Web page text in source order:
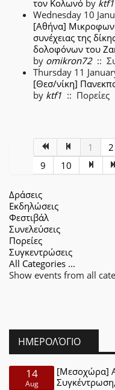
τον Κολωνό by ktf1
Wednesday 10
[Αθήνα]
συνέχειας της
δολοφόνων του
by omikron72::
Thursday 11
[Θεσ/νίκη]
by ktf1 :: Πορείες
1
2
9
10
Δράσεις
Εκδηλώσεις
Φεστιβάλ
Συνελεύσεις
Πορείες
Συγκεντρώσεις
All Categories ...
Show events from all
ΗΜΕΡΟΛΌΓΙΟ
14
Aug
[Μεσοχώρα]